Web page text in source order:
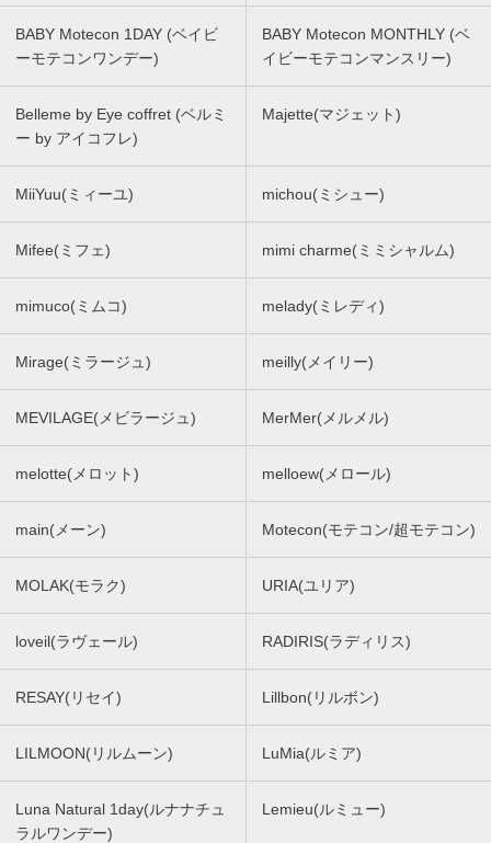
BABY Motecon 1DAY (ベイビ
ーモテコンワンデー)
BABY Motecon MONTHLY (ベ
イビーモテコンマンスリー)
Belleme by Eye coffret (ベルミ
ー by アイコフレ)
Majette(マジェット)
MiiYuu(ミィーユ) michou(ミシュー)
Mifee(ミフェ) mimi charme(ミミシャルム)
mimuco(ミムコ) melady(ミレディ)
Mirage(ミラージュ) meilly(メイリー)
MEVILAGE(メビラージュ) MerMer(メルメル)
melotte(メロット) melloew(メロール)
main(メーン) Motecon(モテコン/超モテコン)
MOLAK(モラク) URIA(ユリア)
loveil(ラヴェール) RADIRIS(ラディリス)
RESAY(リセイ) Lillbon(リルボン)
LILMOON(リルムーン) LuMia(ルミア)
Luna Natural 1day(ルナナチュ
ラルワンデー)
Lemieu(ルミュー)